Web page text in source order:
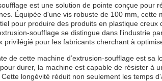
est une solution de pointe conçue pour
Équipée d'une vis robuste de 100 mm, cette
pour produire des produits en plastique
soufflage se distingue dans l'industrie
pour les fabricants cherchant à
de cette machine d’extrusion-soufflage est sa
durer, la machine est capable de résister à
longévité réduit non seulement les temps